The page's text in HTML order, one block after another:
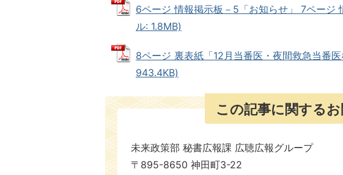
6ページ 情報掲示板－5「お知らせ」 7ページ
ル: 1.8MB)
8ページ 裏表紙「12月当番医・夜間救急当番
943.4KB)
この記事に関する
未来政策部 秘書広報課 広聴広報グループ
〒895-8650 神田町3-22